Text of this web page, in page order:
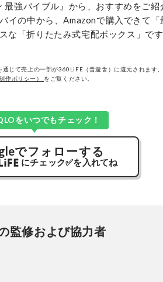
強バイブル』から、おすすめをご
イの中から、Amazonで購入できて
な「折りたたみ式宅配ボックス」です
じて売上の一部が360LiFE（晋遊舎）に還元されます。
作ポリシー） をご覧ください。
をいつでもチェック！
でフォローする
にチェック✅を入れてね
監修および協力者